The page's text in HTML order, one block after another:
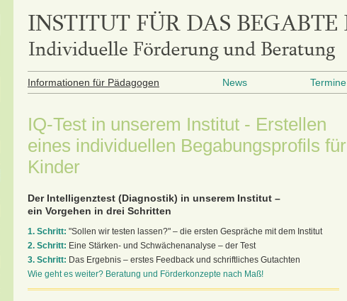
IQ-Test in unserem Institut - Erstellen
eines individuellen Begabungsprofils für
Kinder
Der Intelligenztest (Diagnostik) in unserem Institut –
ein Vorgehen in drei Schritten
1. Schritt: "Sollen wir testen lassen?" – die ersten Gespräche mit dem Institut
2. Schritt: Eine Stärken- und Schwächenanalyse – der Test
3. Schritt: Das Ergebnis – erstes Feedback und schriftliches Gutachten
Wie geht es weiter? Beratung und Förderkonzepte nach Maß!
Informationen für Pädagogen News Termine